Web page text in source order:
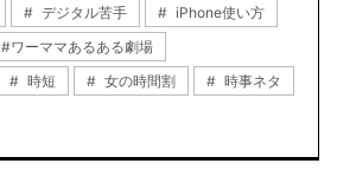
デジタル苦手
iPhone使い方
#ワーママあるある劇場
時短 女の時間割
時事ネタ